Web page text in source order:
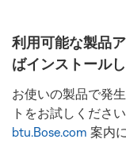
利用可能な製品
ばインストール
お使いの製品で発
トをお試しくださ
btu.Bose.com 案内